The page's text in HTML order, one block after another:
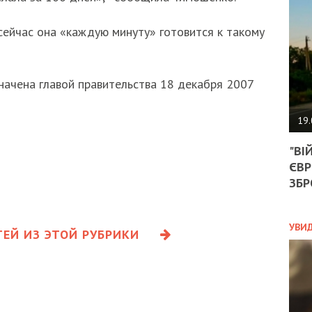
она «каждую минуту» готовится к такому
главой правительства 18 декабря 2007
ИЗ ЭТОЙ РУБРИКИ
НА